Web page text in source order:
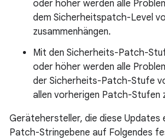
oder höher werden alle
dem Sicherheitspatch-Level
zusammenhängen.
Mit den Sicherheits-Patch-
oder höher werden alle
der Sicherheits-Patch-Stufe
allen vorherigen Patch-Stufen
Gerätehersteller, die diese Updates
Patch-Stringebene auf Folgendes